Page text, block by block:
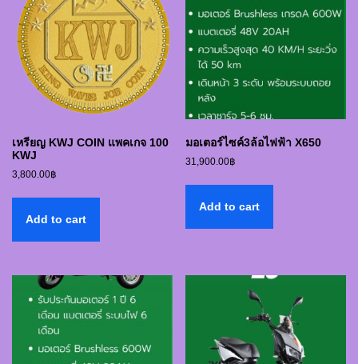
เหรียญ KWJ COIN แพคเกจ 100
KWJ
3,800.00฿
Add to cart
มอเตอร์ไซค์3ล้อไฟฟ้า X650
31,900.00฿
Add to cart